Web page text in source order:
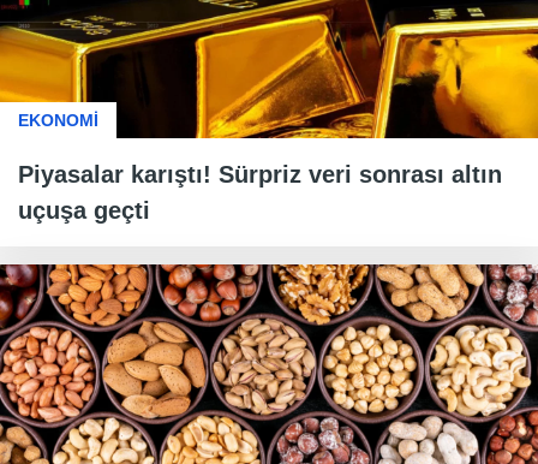
EKONOMİ
Piyasalar karıştı! Sürpriz veri sonrası altın
uçuşa geçti